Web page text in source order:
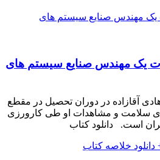
یک مهندس صنایع سیستم های
آقازاده در دوران تحصیل در مقطع
سلامت و مشاهدات او طی کارورزی
است. دانلود کتاب